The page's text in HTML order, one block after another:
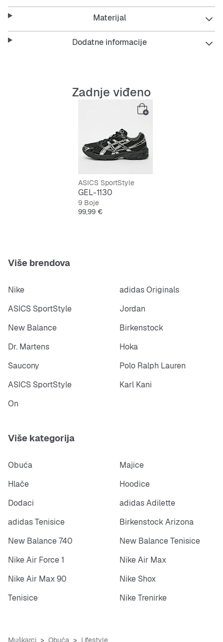
Ove tenisice su idealne za svakodnevno nošenje i prate
mesh za svjež osjećaj tijekom nošenja
Potplat koji ublažava udarce i fleksibilan je za
Udobna podstava i elastično prianjanje za cijeli
Lagane, izdržljive i protiv klizanja – spremne za
svaki tvoj pokret
Materijal
Dodatne informacije
Zadnje viđeno
ASICS SportStyle
GEL-1130
9 Boje
Cijena
99,99 €
Više brendova
Nike
adidas Originals
ASICS SportStyle
Jordan
New Balance
Birkenstock
Dr. Martens
Hoka
Saucony
Polo Ralph Lauren
ASICS SportStyle
Karl Kani
On
Više kategorija
Obuća
Majice
Hlače
Hoodice
Dodaci
adidas Adilette
adidas Tenisice
Birkenstock Arizona
New Balance 740
New Balance Tenisice
Nike Air Force 1
Nike Air Max
Nike Air Max 90
Nike Shox
Tenisice
Nike Trenirke
Muškarci Obuća Lifestyle